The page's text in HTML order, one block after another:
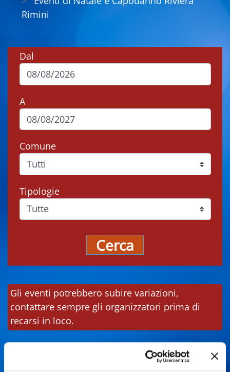
Rimini
Dal
A
Comune
Tipologie
Cerca
Gli eventi potrebbero subire variazioni,
contattare sempre gli organizzatori prima di
recarsi in loco.